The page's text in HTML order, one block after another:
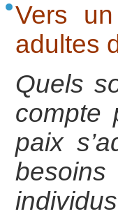
Vers
adultes
Quels
compte
paix